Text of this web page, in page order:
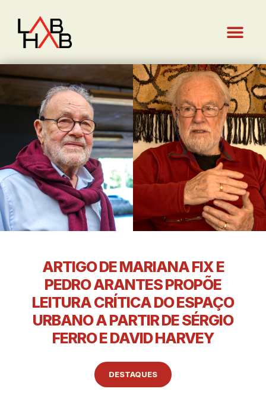
ARTIGO DE MARIANA FIX E
PEDRO ARANTES PROPÕE
LEITURA CRÍTICA DO ESPAÇO
URBANO A PARTIR DE SÉRGIO
FERRO E DAVID HARVEY
DESTAQUES